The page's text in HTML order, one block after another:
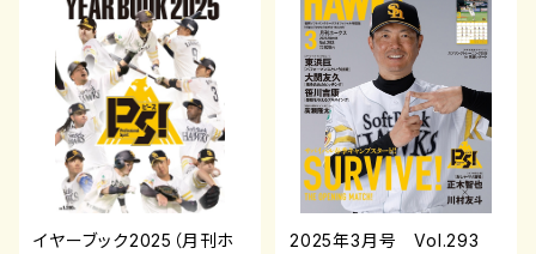
イヤーブック2025（月刊ホ
2025年3月号 Vol.293